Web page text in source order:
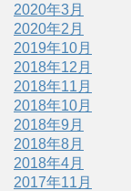
2020年3月
2020年2月
2019年10月
2018年12月
2018年11月
2018年10月
2018年9月
2018年8月
2018年4月
2017年11月